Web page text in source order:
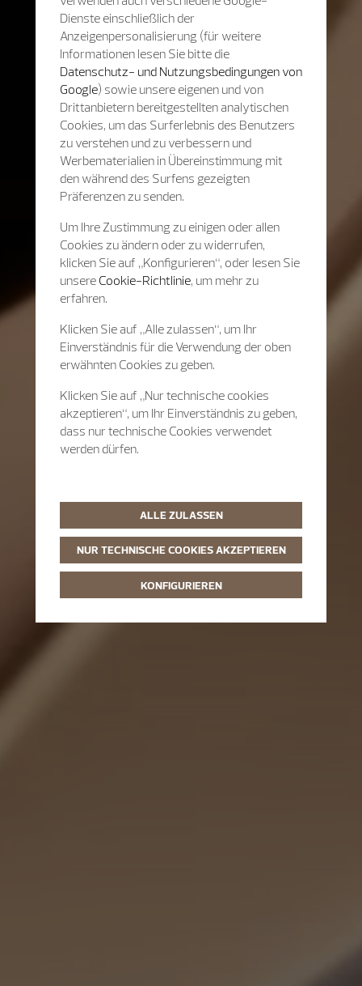
Dienste einschließlich der
Anzeigenpersonalisierung (für weitere
Informationen lesen Sie bitte die
Datenschutz- und Nutzungsbedingungen von
Google) sowie unsere eigenen und von
Drittanbietern bereitgestellten analytischen
Cookies, um das Surferlebnis des Benutzers
zu verstehen und zu verbessern und
Werbematerialien in Übereinstimmung mit
den während des Surfens gezeigten
Präferenzen zu senden.
Um Ihre Zustimmung zu einigen oder allen
Cookies zu ändern oder zu widerrufen,
klicken Sie auf „Konfigurieren“, oder lesen Sie
unsere Cookie-Richtlinie, um mehr zu
erfahren.
Klicken Sie auf „Alle zulassen“, um Ihr
Einverständnis für die Verwendung der oben
erwähnten Cookies zu geben.
Klicken Sie auf „Nur technische cookies
akzeptieren“, um Ihr Einverständnis zu geben,
dass nur technische Cookies verwendet
werden dürfen.
ALLE ZULASSEN
NUR TECHNISCHE COOKIES AKZEPTIEREN
KONFIGURIEREN